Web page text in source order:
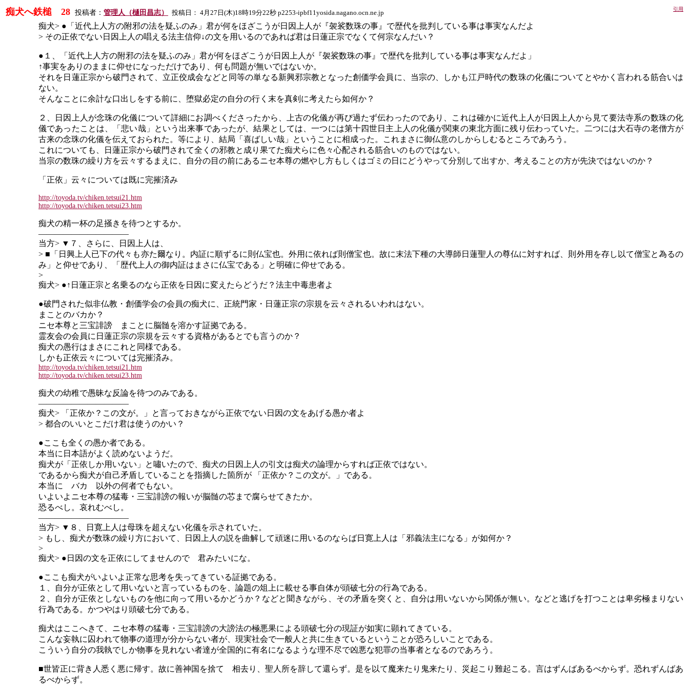
痴犬へ鉄槌 28 投稿者： 管理人（樋田昌志） 投稿日： 4月 27 日 (木)18時19分22秒 p2253-ipbf11yosida.nagano.ocn.ne.jp 引用
痴犬> ●「近代上人方の附邪の法を疑ふのみ」君が何をほざこうが日因上人が『袈裟数珠の事』で歴代を批判している事は事実なんだよ
> その正依でない日因上人の唱える法主信仰↓の文を用いるのであれば君は日蓮正宗でなくて何宗なんだい？
●１、「近代上人方の附邪の法を疑ふのみ」君が何をほざこうが日因上人が『袈裟数珠の事』で歴代を批判している事は事実なんだよ」
↑事実をありのままに仰せになっただけであり、何も問題が無いではないか。
それを日蓮正宗から破門されて、立正佼成会などと同等の単なる新興邪宗教となった創価学会員に、当宗の、しかも江戸時代の数珠の化儀についてとやかく言われる筋合いは
ない。
そんなことに余計な口出しをする前に、堕獄必定の自分の行く末を真剣に考えたら如何か？
２、日因上人が念珠の化儀について詳細にお調べくださったから、上古の化儀が再び過たず伝わったのであり、これは確かに近代上人が日因上人から見て要法寺系の数珠の化
儀であったことは、「悲い哉」という出来事であったが、結果としては、一つには第十四世日主上人の化儀が関東の東北方面に残り伝わっていた。二つには大石寺の老僧方が
古来の念珠の化儀を伝えておられた。等により、結局「喜ばしい哉」ということに相成った。これまさに御仏意のしからしむるところであろう。
これについても、日蓮正宗から破門されて全くの邪教と成り果てた痴犬らに色々心配される筋合いのものではない。
当宗の数珠の繰り方を云々するまえに、自分の目の前にあるニセ本尊の燃やし方もしくはゴミの日にどうやって分別して出すか、考えることの方が先決ではないのか？
「正依」云々については既に完摧済み
http://toyoda.tv/chiken.tetsui21.htm
http://toyoda.tv/chiken.tetsui23.htm
痴犬の精一杯の足掻きを待つとするか。
―――――――――――
当方> ▼７、さらに、日因上人は、
> ■「日興上人已下の代々も亦た爾なり。内証に順ずるに則仏宝也。外用に依れば則僧宝也。故に末法下種の大導師日蓮聖人の尊仏に対すれば、則外用を存し以て僧宝と為るの
み」と仰せであり、「歴代上人の御内証はまさに仏宝である」と明確に仰せである。
>
痴犬> ●↑日蓮正宗と名乗るのなら正依を日因に変えたらどうだ？法主中毒患者よ
●破門された似非仏教・創価学会の会員の痴犬に、正統門家・日蓮正宗の宗規を云々されるいわれはない。
まことのバカか？
ニセ本尊と三宝誹謗 まことに脳髄を溶かす証拠である。
霊友会の会員に日蓮正宗の宗規を云々する資格があるとでも言うのか？
痴犬の愚行はまさにこれと同様である。
しかも正依云々については完摧済み。
http://toyoda.tv/chiken.tetsui21.htm
http://toyoda.tv/chiken.tetsui23.htm
痴犬の幼稚で愚昧な反論を待つのみである。
―――――――――――
痴犬> 「正依か？この文が。」と言っておきながら正依でない日因の文をあげる愚か者よ
> 都合のいいとこだけ君は使うのかい？
●ここも全くの愚か者である。
本当に日本語がよく読めないようだ。
痴犬が「正依しか用いない」と嘯いたので、痴犬の日因上人の引文は痴犬の論理からすれば正依ではない。
であるから痴犬が自己矛盾していることを指摘した箇所が 「正依か？この文が。」である。
本当に バカ 以外の何者でもない。
いよいよニセ本尊の猛毒・三宝誹謗の報いが脳髄の芯まで腐らせてきたか。
恐るべし。哀れむべし。
―――――――――――
当方> ▼８、日寛上人は母珠を超えない化儀を示されていた。
> もし、痴犬が数珠の繰り方において、日因上人の説を曲解して頑迷に用いるのならば日寛上人は「邪義法主になる」が如何か？
>
痴犬> ●日因の文を正依にしてませんので 君みたいにな。
●ここも痴犬がいよいよ正常な思考を失ってきている証拠である。
１、自分が正依として用いないと言っているものを、論題の俎上に載せる事自体が頭破七分の行為である。
２、自分が正依としないものを他に向って用いるかどうか？などと聞きながら、その矛盾を突くと、自分は用いないから関係が無い。などと逃げを打つことは卑劣極まりない
行為である。かつやはり頭破七分である。
痴犬はここへきて、ニセ本尊の猛毒・三宝誹謗の大謗法の極悪果による頭破七分の現証が如実に顕れてきている。
こんな妄執に囚われて物事の道理が分からない者が、現実社会で一般人と共に生きているということが恐ろしいことである。
こういう自分の我執でしか物事を見れない者達が全国的に有名になるような理不尽で凶悪な犯罪の当事者となるのであろう。
■世皆正に背き人悉く悪に帰す。故に善神国を捨てゝ相去り、聖人所を辞して還らず。是を以て魔来たり鬼来たり、災起こり難起こる。言はずんばあるべからず。恐れずんばあ
るべからず。